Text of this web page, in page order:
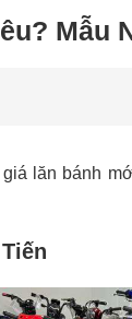
Mẫu
lăn bánh